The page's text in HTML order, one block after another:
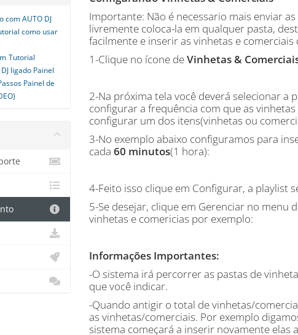
Importante: Não é necessario mais enviar
livremente coloca-la em qualquer pasta,
facilmente e inserir as vinhetas e
1-Clique no ícone deVinhetas &
2-Na próxima tela você deverá selecionar a
configurar a frequência com que as
configurar um dos itens(vinhetas ou
3-No exemplo abaixo configuramos para
cada 60 minutos(1 hora):
4-Feito isso clique em Configurar, a playlist
5-Se desejar, clique em Gerenciar no menu
vinhetas e comericias por exemplo:
Informações Importantes:
-O sistema irá percorrer as pastas de
que você indicar.
-Quando antigir o total de vinhetas/
as vinhetas/comerciais. Por exemplo
sistema começará a inserir novamente
com AUTO DJ
como usar
Tutorial
ligado Painel
Painel de